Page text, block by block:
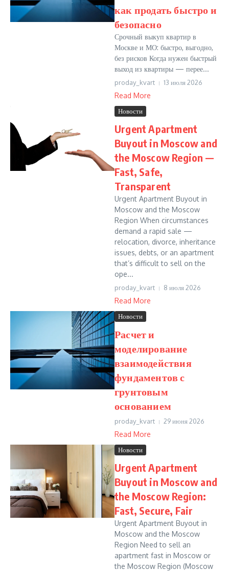
как продать быстро и
безопасно
Срочный выкуп квартир в
Москве и МО: быстро, выгодно,
без рисков Когда нужен быстрый
выход из квартиры — перее...
proday_kvart 13 июля 2026
Read More
Новости
Urgent Apartment
Buyout in Moscow and
the Moscow Region —
Fast, Safe,
Transparent
Urgent Apartment Buyout in
Moscow and the Moscow
Region When circumstances
demand a rapid sale —
relocation, divorce, inheritance
issues, debts, or an apartment
that’s difficult to sell on the
ope...
proday_kvart 8 июля 2026
Read More
Новости
Расчет и
моделирование
взаимодействия
фундаментов с
грунтовым
основанием
proday_kvart 29 июня 2026
Read More
Новости
Urgent Apartment
Buyout in Moscow and
the Moscow Region:
Fast, Secure, Fair
Urgent Apartment Buyout in
Moscow and the Moscow
Region Need to sell an
apartment fast in Moscow or
the Moscow Region (Moscow